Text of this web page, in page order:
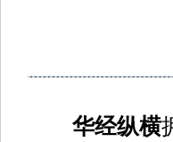
华经纵横